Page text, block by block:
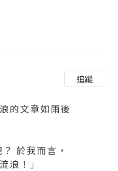
追蹤
的文章如雨後
於我而言，
浪！」